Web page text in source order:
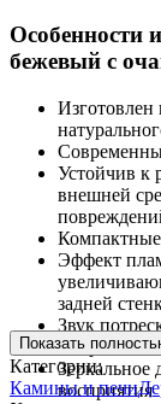
Особенности
бежевый с
Устойчив к
внешней
Эффект
задней
Звук
Зеркальное
восприятия
Показать
Категории:
Камины и печи